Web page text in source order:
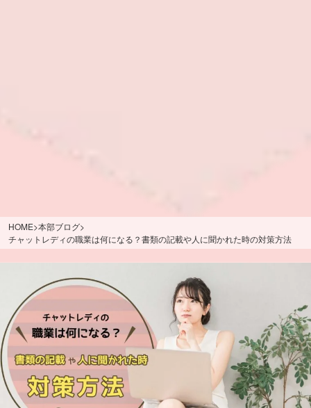
HOME>本部ブログ>
チャットレディの職業は何になる？書類の記載や人に聞かれた時の対策方法